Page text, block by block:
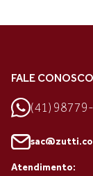
FALE CONOSCO
(41)
Atendimento: